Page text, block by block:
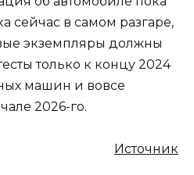
сейчас в самом разгаре,
экземпляры должны
только к концу 2024
машин и вовсе
2026-го.
Источник